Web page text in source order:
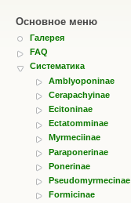
Основное меню
Галерея
FAQ
Систематика
Amblyoponinae
Cerapachyinae
Ecitoninae
Ectatomminae
Myrmeciinae
Paraponerinae
Ponerinae
Pseudomyrmecinae
Formicinae